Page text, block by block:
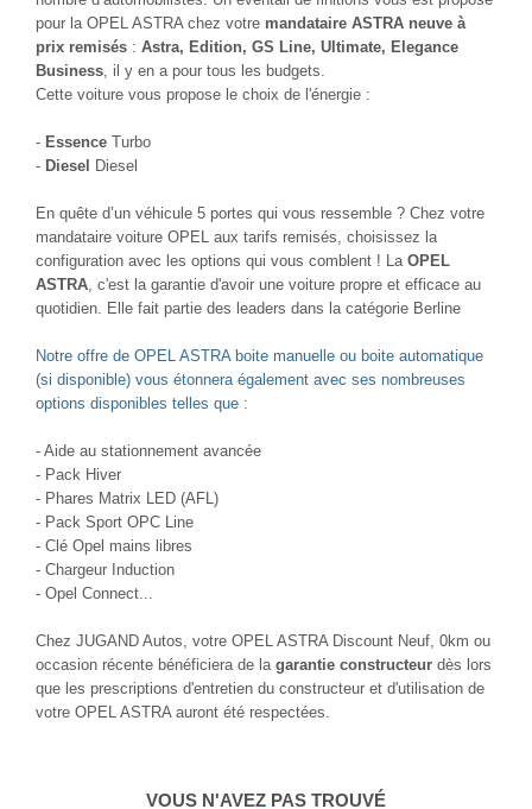
pour la OPEL ASTRA chez votre mandataire ASTRA neuve à
prix remisés : Astra, Edition, GS Line, Ultimate, Elegance
Business , il y en a pour tous les budgets.
Cette voiture vous propose le choix de l'énergie :
- Essence Turbo
- Diesel Diesel
En quête d’un véhicule 5 portes qui vous ressemble ? Chez votre
mandataire voiture OPEL aux tarifs remisés, choisissez la
configuration avec les options qui vous comblent ! La OPEL
ASTRA , c'est la garantie d'avoir une voiture propre et efficace au
quotidien. Elle fait partie des leaders dans la catégorie Berline
Notre offre de OPEL ASTRA boite manuelle ou boite automatique
(si disponible) vous étonnera également avec ses nombreuses
options disponibles telles que :
- Aide au stationnement avancée
- Pack Hiver
- Phares Matrix LED (AFL)
- Pack Sport OPC Line
- Clé Opel mains libres
- Chargeur Induction
- Opel Connect...
Chez JUGAND Autos, votre OPEL ASTRA Discount Neuf, 0km ou
occasion récente bénéficiera de la garantie constructeur dès lors
que les prescriptions d'entretien du constructeur et d'utilisation de
votre OPEL ASTRA auront été respectées.
VOUS N'AVEZ PAS TROUVÉ